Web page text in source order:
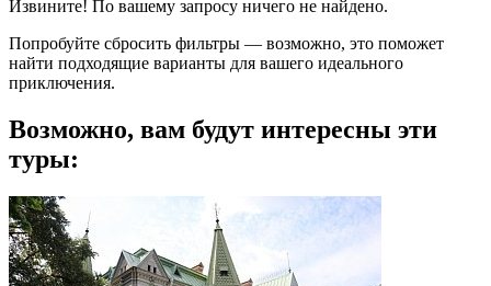
Извините! По вашему запросу ничего не найдено.
Попробуйте сбросить фильтры — возможно, это поможет
найти подходящие варианты для вашего идеального
приключения.
Возможно, вам будут интересны эти
туры: